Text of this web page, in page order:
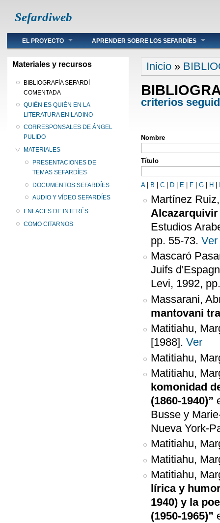
Sefardiweb
Main menu
EL PROYECTO APRENDER SOBRE LOS SEFARDÍES
Materiales y recursos
BIBLIOGRAFÍA SEFARDÍ
COMENTADA
QUIÉN ES QUIÉN EN LA
LITERATURA EN LADINO
CORRESPONSALES DE ÁNGEL
PULIDO
MATERIALES
PRESENTACIONES DE
TEMAS SEFARDÍES
DOCUMENTOS SEFARDÍES
AUDIO Y VÍDEO SEFARDÍES
ENLACES DE INTERÉS
COMO CITARNOS
Se encuentra
Inicio »
criterios
Nombre
Título
A B C D E F G H
Martínez
Alcazarquivir
Estudios
pp. 55-73. Ver
Mascaró
Juifs
Levi, 1992,
Massarani,
mantovani
Matitiahu,
[1988]. Ver
Matitiahu,
Matitiahu,
komonidad
(1860-1940)”
Busse y
Nueva York-
Matitiahu,
Matitiahu,
Matitiahu,
lírica y
1940) y la
(1950-1965)”